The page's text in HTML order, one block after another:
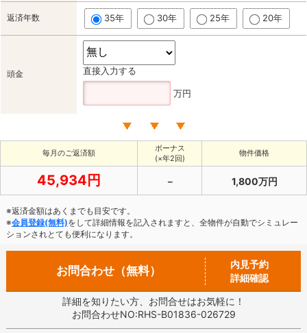
返済年数 35年 30年 25年 20年
頭金 直接入力する
万円
毎月のご返済額
ボーナス
(×年2回)
物件価格
45,934円 － 1,800万円
※返済金額はあくまでも目安です。
※会員登録(無料)をして詳細情報を記入されますと、全物件が自動でシミュレー
ションされとても便利になります。
お問合わせ（無料）
内見予約
詳細確認
詳細を知りたい方、お問合せはお気軽に！
お問合わせNO:RHS-B01836-026729